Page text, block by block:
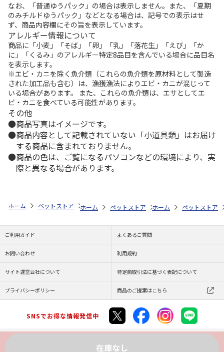
なお、「普通ゆうパック」の場合は表示しません。また、「夏期
のみチルドゆうパック」などとなる場合は、記号での表示はせ
ず、商品内容欄にその旨を表示しています。
アレルギー情報について
商品に「小麦」「そば」「卵」「乳」「落花生」「えび」「か
に」「くるみ」のアレルギー特定8品目を含んでいる場合に品目名
を表示します。
※エビ・カニを除く魚介類（これらの魚介類を原材料として製造
された加工品も含む）は、漁獲漁法によりエビ・カニが混じって
いる場合があります。 また、これらの魚介類は、エサとしてエ
ビ・カニを食べている可能性があります。
その他
商品写真はイメージです。
商品内容として記載されていない「小道具類」はお届け
する商品に含まれておりません。
商品の色は、ご覧になるパソコンなどの環境により、実
際と異なる場合があります。
在庫なし
ホーム ペットストア ケージ・飼育その他用品 ポンプ・水質管理（
ホーム ペットストア ケージ・飼育その他用品
ホーム ペットストア
ご利用ガイド よくあるご質問
お問い合わせ 利用規約
サイト運営会社について 特定商取引法に基づく表記について
プライバシーポリシー 商品のご提案はこちら
SNSでお得な情報発信中